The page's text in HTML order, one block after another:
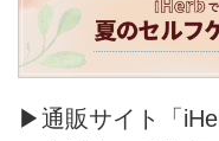
▶通販サイト「